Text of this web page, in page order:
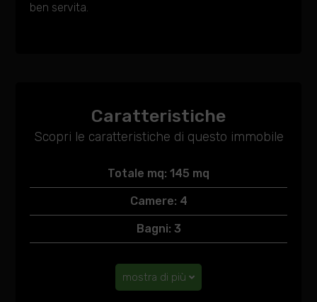
ben servita.
Caratteristiche
Scopri le caratteristiche di questo immobile
Totale mq: 145 mq
Camere: 4
Bagni: 3
mostra di più